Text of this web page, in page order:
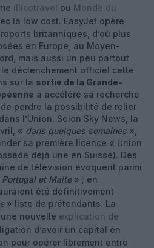
illicotravel ou Monde du
la low cost. EasyJet opère
britanniques, d’où plus
en Europe, au Moyen-
mais aussi un peu partout
déclenchement officiel cette
sur la sortie de la Grande-
a accéléré sa recherche
perdre la possibilité de relier
l’Union. Selon Sky News, la
« dans quelques semaines »,
sa première licence « Union
déjà une en Suisse). Des
de télévision évoquent parmi
Portugal et Malte» ; en
été définitivement
» liste de prétendants. La
nouvelle explication de
d’avoir un capital en
pour opérer librement entre